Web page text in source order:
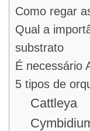
Como regar
Qual a
substrato
É necessário
5 tipos de
Cattleya